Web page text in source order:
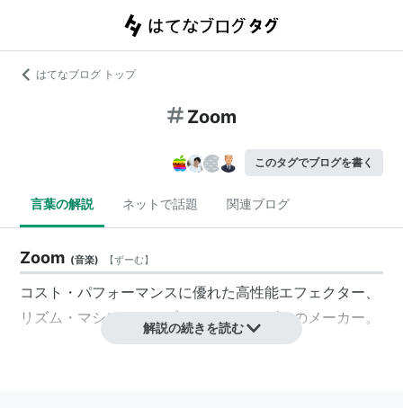
はてなブログ トップ
Zoom
このタグでブログを書く
言葉の解説 ネットで話題 関連ブログ
Zoom (音楽) 【ずーむ】
コスト・パフォーマンスに優れた高性能エフェクター、
リズム・マシン、サンプラー、レコーダーのメーカー。
解説の続きを読む